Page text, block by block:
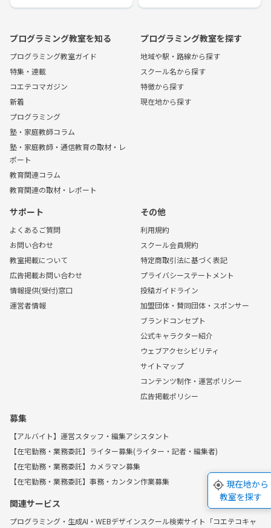
現在地から
教室を探す
プログラミング教室を知る
プログラミング教室ガイド
特集・連載
コエテコマガジン
新着
プログラミング
塾・家庭教師コラム
塾・家庭教師・通信教育の取材・レ
ポート
教育関連コラム
教育関連の取材・レポート
プログラミング教室を探す
地域や駅・路線から探す
スクール名から探す
特徴から探す
現在地から探す
サポート
よくあるご質問
お問い合わせ
教室掲載について
広告掲載お問い合わせ
情報提供(受付)窓口
運営者情報
その他
利用規約
スクール会員規約
特定商取引法に基づく表記
プライバシーステートメント
投稿ガイドライン
加盟団体・賛同団体・スポンサー
ブランドコンセプト
公式キャラクター紹介
ウェブアクセシビリティ
サイトマップ
コンテンツ制作・運営ポリシー
広告掲載ポリシー
募集
【アルバイト】運営スタッフ・編集アシスタント
【在宅勤務・業務委託】ライター募集(ライター・記者・編集者)
【在宅勤務・業務委託】カメラマン募集
【在宅勤務・業務委託】事務・カンタン作業募集
関連サービス
プログラミング・生成AI・WEBデザインスクール検索サイト「コエテコキャ